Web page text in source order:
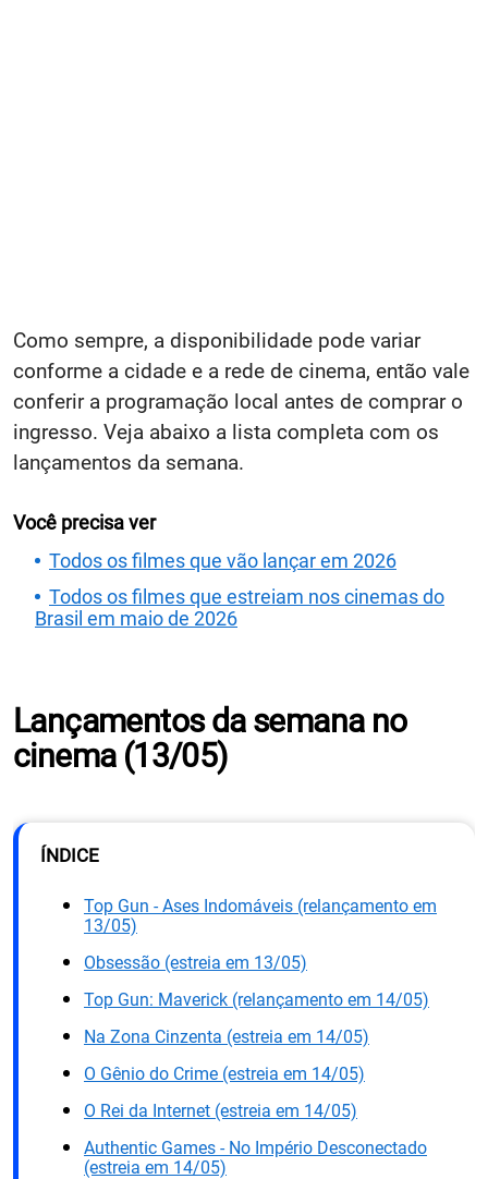
Como sempre, a disponibilidade pode variar
conforme a cidade e a rede de cinema, então vale
conferir a programação local antes de comprar o
ingresso. Veja abaixo a lista completa com os
lançamentos da semana.
Você precisa ver
Todos os filmes que vão lançar em 2026
Todos os filmes que estreiam nos cinemas do
Brasil em maio de 2026
Lançamentos da semana no
cinema (13/05)
ÍNDICE
Top Gun - Ases Indomáveis (relançamento em
13/05)
Obsessão (estreia em 13/05)
Top Gun: Maverick (relançamento em 14/05)
Na Zona Cinzenta (estreia em 14/05)
O Gênio do Crime (estreia em 14/05)
O Rei da Internet (estreia em 14/05)
Authentic Games - No Império Desconectado
(estreia em 14/05)